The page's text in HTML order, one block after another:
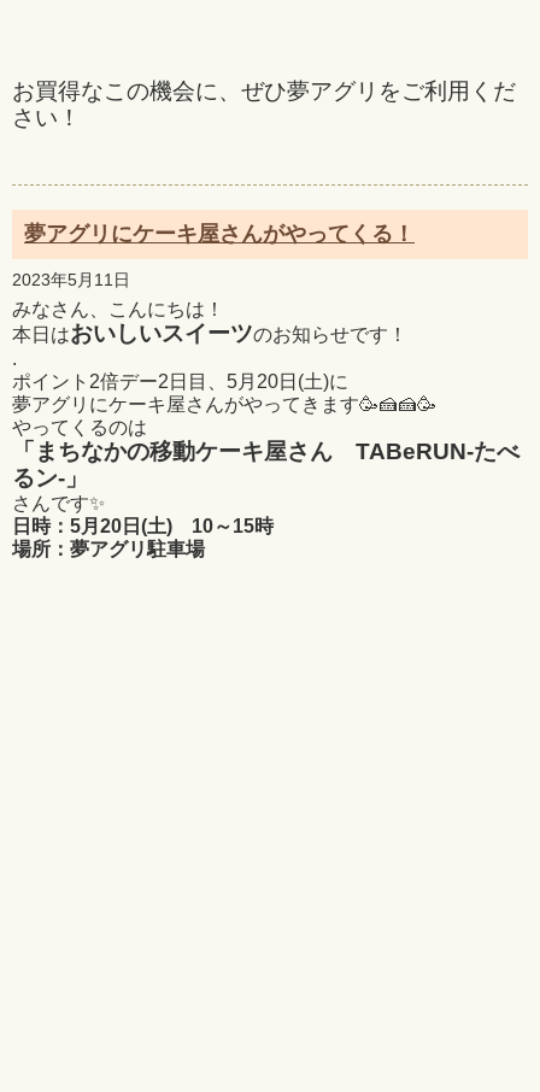
お買得なこの機会に、ぜひ夢アグリをご利用くだ
さい！
夢アグリにケーキ屋さんがやってくる！
2023年5月11日
みなさん、こんにちは！
本日はおいしいスイーツのお知らせです！
.
ポイント2倍デー2日目、5月20日(土)に
夢アグリにケーキ屋さんがやってきます🥳🍰🍰🥳
やってくるのは
「まちなかの移動ケーキ屋さん TABeRUN-たべ
るン-」
さんです✨
日時：5月20日(土) 10～15時
場所：夢アグリ駐車場